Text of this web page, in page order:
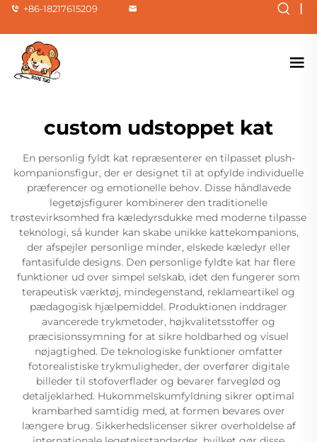
+86-18217615209 |
custom udstoppet kat
En personlig fyldt kat repræsenterer en tilpasset plush-
kompanionsfigur, der er designet til at opfylde individuelle
præferencer og emotionelle behov. Disse håndlavede
legetøjsfigurer kombinerer den traditionelle
trøstevirksomhed fra kæledyrsdukke med moderne tilpasse
teknologi, så kunder kan skabe unikke kattekompanions,
der afspejler personlige minder, elskede kæledyr eller
fantasifulde designs. Den personlige fyldte kat har flere
funktioner ud over simpel selskab, idet den fungerer som
terapeutisk værktøj, mindegenstand, reklameartikel og
pædagogisk hjælpemiddel. Produktionen inddrager
avancerede trykmetoder, højkvalitetsstoffer og
præcisionssymning for at sikre holdbarhed og visuel
nøjagtighed. De teknologiske funktioner omfatter
fotorealistiske trykmuligheder, der overfører digitale
billeder til stofoverflader og bevarer farveglød og
detaljeklarhed. Hukommelskumfyldning sikrer optimal
krambarhed samtidig med, at formen bevares over
længere brug. Sikkerhedslicenser sikrer overholdelse af